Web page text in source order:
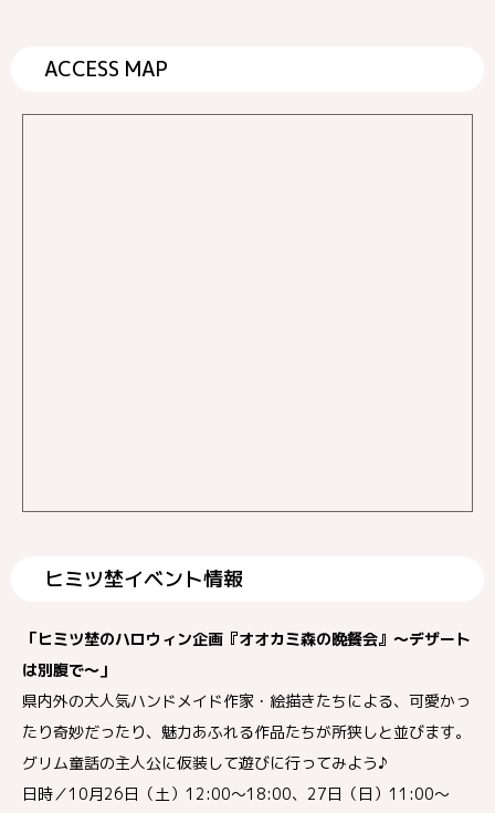
ACCESS MAP
ヒミツ埜イベント情報
「ヒミツ埜のハロウィン企画『オオカミ森の晩餐会』～デザート
は別腹で～」
県内外の大人気ハンドメイド作家・絵描きたちによる、可愛かっ
たり奇妙だったり、魅力あふれる作品たちが所狭しと並びます。
グリム童話の主人公に仮装して遊びに行ってみよう♪
日時／10月26日（土）12:00～18:00、27日（日）11:00～